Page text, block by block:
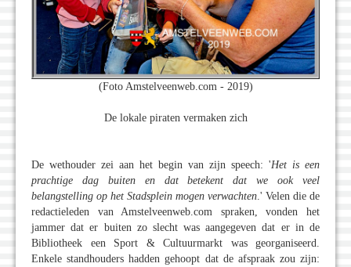
(Foto Amstelveenweb.com - 2019)
De lokale piraten vermaken zich
De wethouder zei aan het begin van zijn speech: 'Het is een
prachtige dag buiten en dat betekent dat we ook veel
belangstelling op het Stadsplein mogen verwachten .' Velen die de
redactieleden van Amstelveenweb.com spraken, vonden het
jammer dat er buiten zo slecht was aangegeven dat er in de
Bibliotheek een Sport & Cultuurmarkt was georganiseerd.
Enkele standhouders hadden gehoopt dat de afspraak zou zijn: